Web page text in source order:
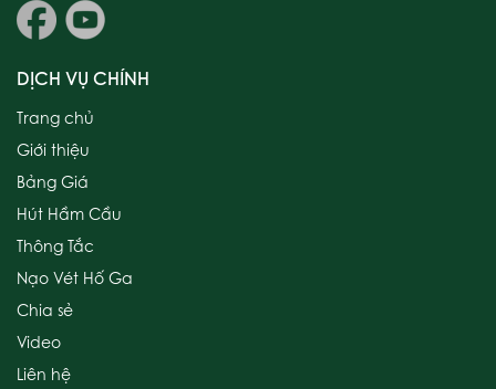
DỊCH VỤ CHÍNH
Trang chủ
Giới thiệu
Bảng Giá
Hút Hầm Cầu
Thông Tắc
Nạo Vét Hố Ga
Chia sẻ
Video
Liên hệ